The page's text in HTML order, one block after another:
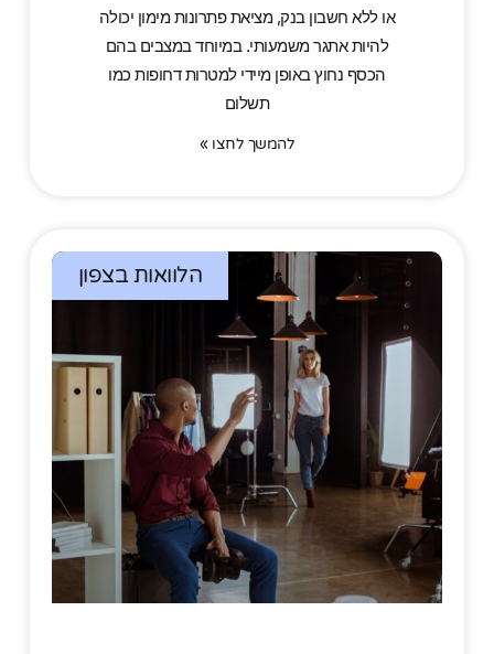
או ללא חשבון בנק, מציאת פתרונות מימון יכולה
להיות אתגר משמעותי. במיוחד במצבים בהם
הכסף נחוץ באופן מיידי למטרות דחופות כמו
תשלום
להמשך לחצו »
הלוואות בצפון